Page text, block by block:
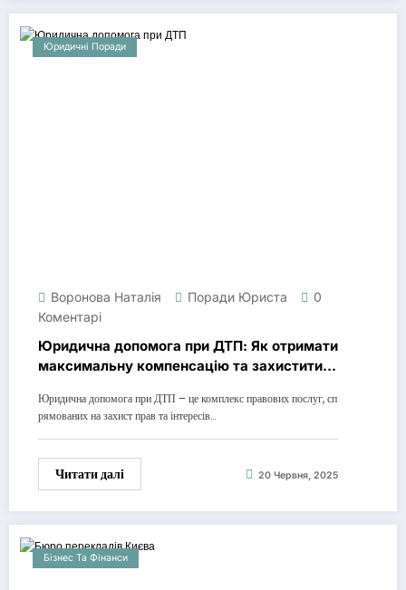
Юридичні Поради
Воронова Наталія Поради Юриста
0
Коментарі
Юридична допомога при ДТП: Як отримати
максимальну компенсацію та захистити
Юридична допомога при ДТП – це комплекс правових послуг, сп
рямованих на захист прав та інтересів…
Читати далі 20 Червня, 2025
Бізнес Та Фінанси